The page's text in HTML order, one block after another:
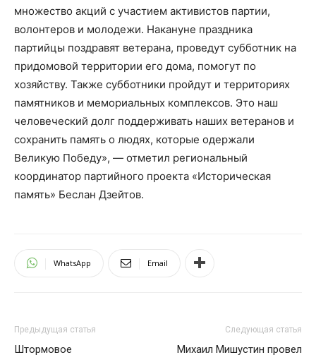
множество акций с участием активистов партии,
волонтеров и молодежи. Накануне праздника
партийцы поздравят ветерана, проведут субботник на
придомовой территории его дома, помогут по
хозяйству. Также субботники пройдут и территориях
памятников и мемориальных комплексов. Это наш
человеческий долг поддерживать наших ветеранов и
сохранить память о людях, которые одержали
Великую Победу», — отметил региональный
координатор партийного проекта «Историческая
память» Беслан Дзейтов.
WhatsApp Email
Предыдущая статья
Штормовое
Следующая статья
Михаил Мишустин провел